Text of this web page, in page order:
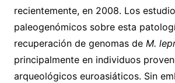
recientemente, en 2008. Los
paleogenómicos sobre esta
recuperación de genomas de M.
principalmente en individuos
arqueológicos euroasiáticos. Sin